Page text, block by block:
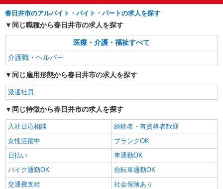
時給1,450円〜1,750円 ★週払いOK（規定あ
り） ※給与幅は経験・能力による
愛知県春日井市 【最寄駅】牛山駅 ★勤務地は
3000ヶ所以上★ 自宅から通いやすいエリアなど、
キープ 詳細を見る
派遣社員
株式会社kotrio /●NG-H-1992411
個別ケア重視！高級シニア住宅で巡回やケアな
ど＊春日井駅/日払いOK
時給1500円〜2125円 ＜日払い有/週払い有/交
通費全支給(ガソリン代含む)＞
春日井市//車通勤OK
キープ 詳細を見る
春日井市のアルバイト・バイト・パートの求人を探す
同じ職種から春日井市の求人を探す
医療・介護・福祉すべて
介護職・ヘルパー
同じ雇用形態から春日井市の求人を探す
派遣社員
同じ特徴から春日井市の求人を探す
入社日応相談
経験者・有資格者歓迎
女性活躍中
ブランクOK
日払い
車通勤OK
バイク通勤OK
自転車通勤OK
交通費支給
社会保険あり